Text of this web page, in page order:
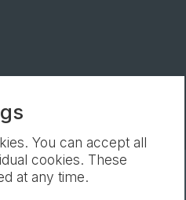
You can accept all
cookies. These
at any time.